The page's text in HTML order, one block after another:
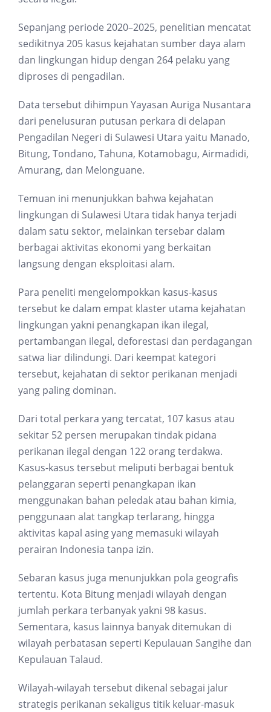
Sepanjang periode 2020–2025, penelitian mencatat
sedikitnya 205 kasus kejahatan sumber daya alam
dan lingkungan hidup dengan 264 pelaku yang
diproses di pengadilan.
Data tersebut dihimpun Yayasan Auriga Nusantara
dari penelusuran putusan perkara di delapan
Pengadilan Negeri di Sulawesi Utara yaitu Manado,
Bitung, Tondano, Tahuna, Kotamobagu, Airmadidi,
Amurang, dan Melonguane.
Temuan ini menunjukkan bahwa kejahatan
lingkungan di Sulawesi Utara tidak hanya terjadi
dalam satu sektor, melainkan tersebar dalam
berbagai aktivitas ekonomi yang berkaitan
langsung dengan eksploitasi alam.
Para peneliti mengelompokkan kasus-kasus
tersebut ke dalam empat klaster utama kejahatan
lingkungan yakni penangkapan ikan ilegal,
pertambangan ilegal, deforestasi dan perdagangan
satwa liar dilindungi. Dari keempat kategori
tersebut, kejahatan di sektor perikanan menjadi
yang paling dominan.
Dari total perkara yang tercatat, 107 kasus atau
sekitar 52 persen merupakan tindak pidana
perikanan ilegal dengan 122 orang terdakwa.
Kasus-kasus tersebut meliputi berbagai bentuk
pelanggaran seperti penangkapan ikan
menggunakan bahan peledak atau bahan kimia,
penggunaan alat tangkap terlarang, hingga
aktivitas kapal asing yang memasuki wilayah
perairan Indonesia tanpa izin.
Sebaran kasus juga menunjukkan pola geografis
tertentu. Kota Bitung menjadi wilayah dengan
jumlah perkara terbanyak yakni 98 kasus.
Sementara, kasus lainnya banyak ditemukan di
wilayah perbatasan seperti Kepulauan Sangihe dan
Kepulauan Talaud.
Wilayah-wilayah tersebut dikenal sebagai jalur
strategis perikanan sekaligus titik keluar-masuk